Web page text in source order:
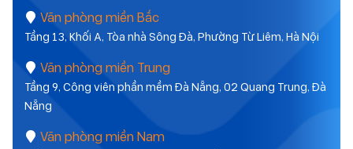
Văn phòng miền Bắc
Tầng 13, Khối A, Tòa nhà Sông Đà, Phường Từ Liêm, Hà Nội
Văn phòng miền Trung
Tầng 9, Công viên phần mềm Đà Nẵng, 02 Quang Trung, Đà
Nẵng
Văn phòng miền Nam